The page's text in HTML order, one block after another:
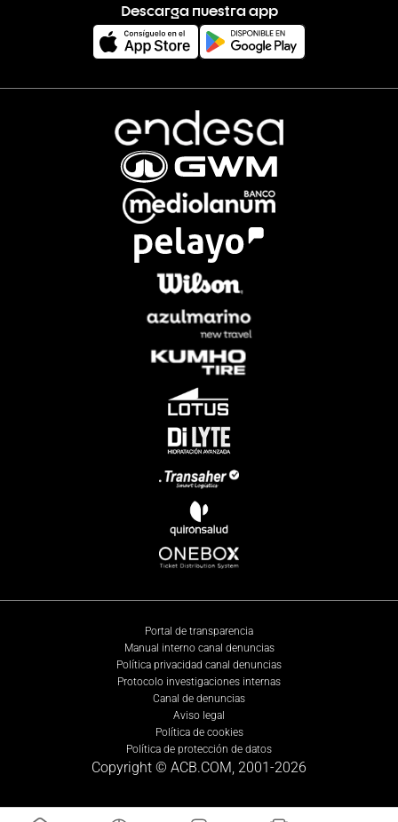
Descarga nuestra app
Portal de transparencia
Manual interno canal denuncias
Política privacidad canal denuncias
Protocolo investigaciones internas
Canal de denuncias
Aviso legal
Política de cookies
Política de protección de datos
Copyright © ACB.COM, 2001-2026